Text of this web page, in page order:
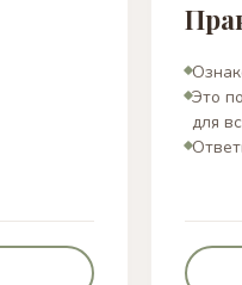
Это
для